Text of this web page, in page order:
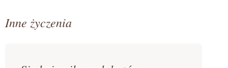
Inne życzenia